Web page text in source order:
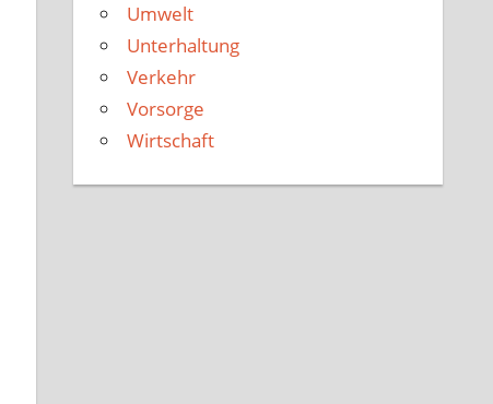
Umwelt
Unterhaltung
Verkehr
Vorsorge
Wirtschaft